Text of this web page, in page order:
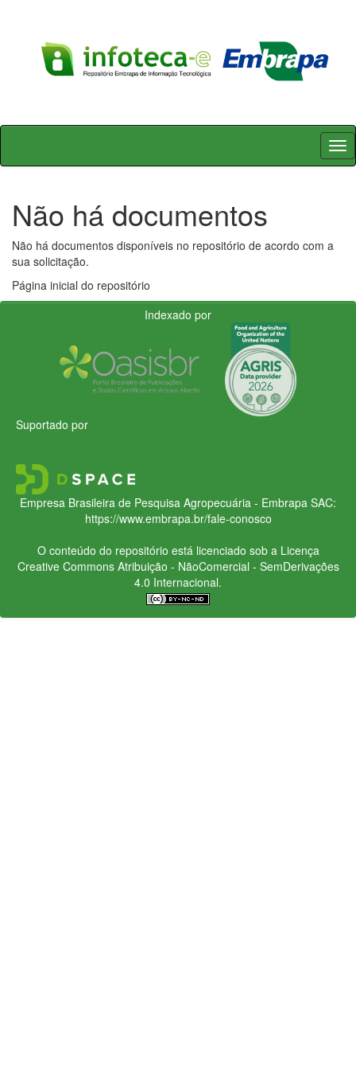
Skip
Não há documentos
Não há documentos disponíveis no repositório de acordo com a
sua solicitação.
Página inicial do repositório
Indexado por
Suportado por
Empresa Brasileira de Pesquisa Agropecuária - Embrapa SAC:
https://www.embrapa.br/fale-conosco
O conteúdo do repositório está licenciado sob a Licença
Creative CommonsAtribuição - NãoComercial - SemDerivações
4.0 Internacional.